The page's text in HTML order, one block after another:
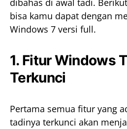
bisa kamu dapat dengan
Windows 7 versi full.
1. Fitur Windows
Terkunci
Pertama semua fitur yang
tadinya terkunci akan